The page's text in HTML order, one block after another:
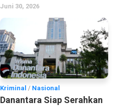
Juni 30, 2026
Kriminal / Nasional
Danantara Siap Serahkan